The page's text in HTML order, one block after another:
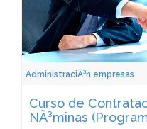
AdministraciÃ³n empresas
Curso de
NÃ³minas